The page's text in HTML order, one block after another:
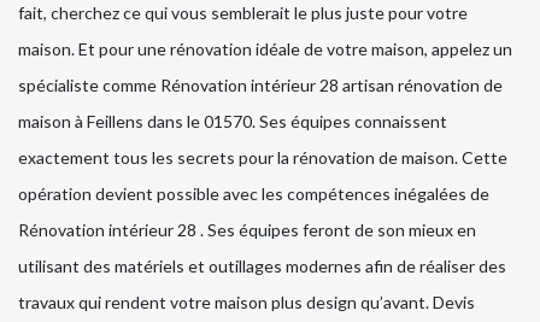
fait, cherchez ce qui vous semblerait le plus juste pour votre
maison. Et pour une rénovation idéale de votre maison, appelez un
spécialiste comme Rénovation intérieur 28 artisan rénovation de
maison à Feillens dans le 01570. Ses équipes connaissent
exactement tous les secrets pour la rénovation de maison. Cette
opération devient possible avec les compétences inégalées de
Rénovation intérieur 28 . Ses équipes feront de son mieux en
utilisant des matériels et outillages modernes afin de réaliser des
travaux qui rendent votre maison plus design qu’avant. Devis